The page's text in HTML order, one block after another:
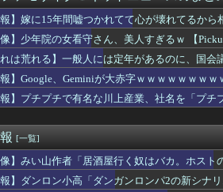
わけないだろwwwwww
より面白い漫画、ガチでこの世に存在しない
露軍艦4隻が“日本一周” 防衛省が全航路を公
のはちみつパン一部店舗だけなのか…絶望した
嘘つかれてて心が壊れてるから相手してくれ
にいる武豊騎手とルメール騎手 紹介文おか
UTILITY SELECTION収録『聖なる心のバリア
クラスまで3ゲーム差wwwwwwwww
ん・のあ先輩・もちづきさん「結婚してくだ
言「みいちゃん呼びが揶揄する言葉として使
アプリ版で配信開始 伝説のクソゲーだよ。
ど、代理出産ありだと思う。そういう仕事あ
報】嫁に15年間嘘つかれてて心が壊れてるから
像】少年院の女看守さん、美人すぎるｗ 【
れは荒れる】一般人には定年があるのに、国会
報】Google、Geminiが大赤字ｗｗｗｗｗｗｗｗ
報】プチプチで有名な川上産業、社名を「プチ
[一覧]
像】みい山作者「居酒屋行く奴はバカ。ホス
報】ダンロン小高「ダンガンロンパ2の新シナ